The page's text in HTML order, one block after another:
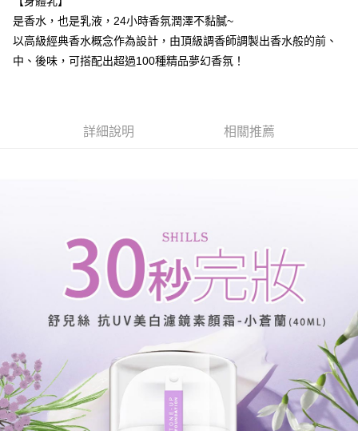
國家/地區配送
是香水，也是乳液，24小時香氛潤澤不黏膩~
以高級經典香水概念作為設計，由頂級調香師調製出香水般的前、
中、後味，可搭配出超過100種精品夢幻香氛！
詳細說明 相關推薦